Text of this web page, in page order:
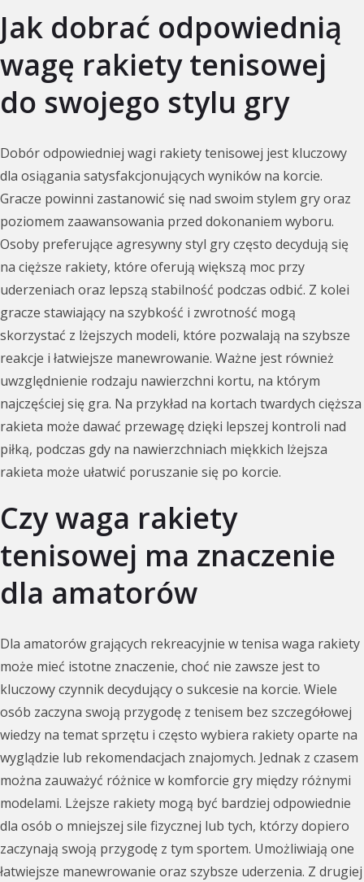
Jak dobrać odpowiednią
wagę rakiety tenisowej
do swojego stylu gry
Dobór odpowiedniej wagi rakiety tenisowej jest kluczowy
dla osiągania satysfakcjonujących wyników na korcie.
Gracze powinni zastanowić się nad swoim stylem gry oraz
poziomem zaawansowania przed dokonaniem wyboru.
Osoby preferujące agresywny styl gry często decydują się
na cięższe rakiety, które oferują większą moc przy
uderzeniach oraz lepszą stabilność podczas odbić. Z kolei
gracze stawiający na szybkość i zwrotność mogą
skorzystać z lżejszych modeli, które pozwalają na szybsze
reakcje i łatwiejsze manewrowanie. Ważne jest również
uwzględnienie rodzaju nawierzchni kortu, na którym
najczęściej się gra. Na przykład na kortach twardych cięższa
rakieta może dawać przewagę dzięki lepszej kontroli nad
piłką, podczas gdy na nawierzchniach miękkich lżejsza
rakieta może ułatwić poruszanie się po korcie.
Czy waga rakiety
tenisowej ma znaczenie
dla amatorów
Dla amatorów grających rekreacyjnie w tenisa waga rakiety
może mieć istotne znaczenie, choć nie zawsze jest to
kluczowy czynnik decydujący o sukcesie na korcie. Wiele
osób zaczyna swoją przygodę z tenisem bez szczegółowej
wiedzy na temat sprzętu i często wybiera rakiety oparte na
wyglądzie lub rekomendacjach znajomych. Jednak z czasem
można zauważyć różnice w komforcie gry między różnymi
modelami. Lżejsze rakiety mogą być bardziej odpowiednie
dla osób o mniejszej sile fizycznej lub tych, którzy dopiero
zaczynają swoją przygodę z tym sportem. Umożliwiają one
łatwiejsze manewrowanie oraz szybsze uderzenia. Z drugiej